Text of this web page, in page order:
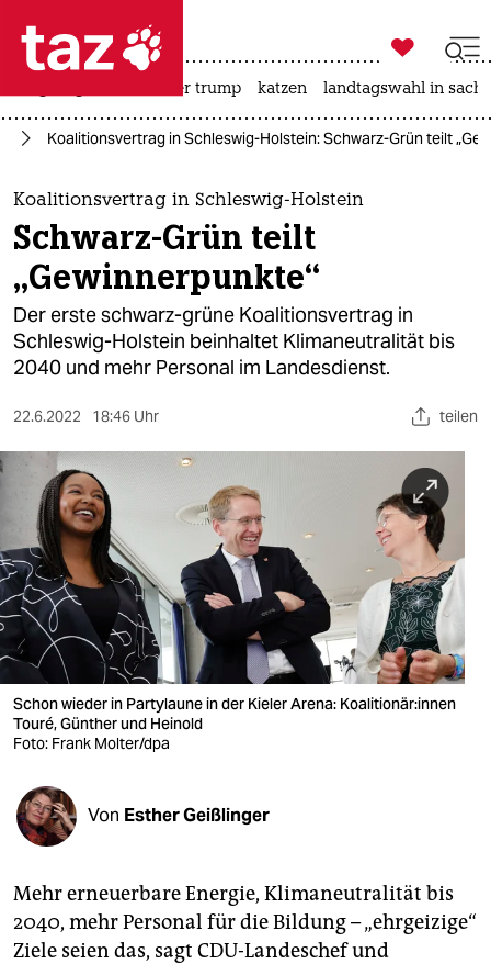
 taz zahl ich
taz zahl ich
themen
politik
öko
gesellschaft
sport
berlin
nord
wahrheit
verlag
verlag
veranstaltungen
fragen & hilfe
abo
genossenschaft

taz zahl ich
usa unter trump katzen landtagswahl in
Koalitionsvertrag in Schleswig-Holstein: Schwarz-Grün teilt
Koalitionsvertrag in Schleswig-Holstein
Schwarz-Grün teilt
„Gewinnerpunkte“
Der erste schwarz-grüne Koalitionsvertrag in
Schleswig-Holstein beinhaltet Klimaneutralität bis
2040 und mehr Personal im Landesdienst.
22.6.2022 18:46 Uhr teilen
Schon wieder in Partylaune in der Kieler Arena: Ko­ali­tio­nä­r:in­nen
Touré, Günther und Heinold
Foto: Frank Molter/dpa
Von Esther Geißlinger
Mehr erneuerbare Energie, Klimaneutralität bis
2040, mehr Personal für die Bildung – „ehrgeizige“
Ziele seien das, sagt CDU-Landeschef und